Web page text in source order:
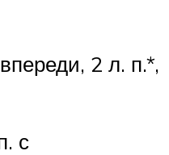
2 л. п.*,
с